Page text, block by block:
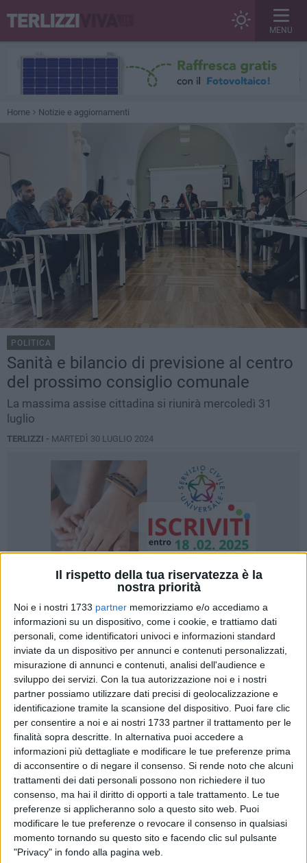
Il rispetto della tua riservatezza è la
nostra priorità
Noi e i nostri 1733 partner memorizziamo e/o accediamo a
informazioni su un dispositivo, come i cookie, e trattiamo dati
personali, come identificatori univoci e informazioni standard
inviate da un dispositivo per annunci e contenuti personalizzati,
misurazione di annunci e contenuti, analisi dell'audience e
sviluppo dei servizi. Con la tua autorizzazione noi e i nostri
partner possiamo utilizzare dati precisi di geolocalizzazione e
identificazione tramite la scansione del dispositivo. Puoi fare clic
per consentire a noi e ai nostri 1733 partner il trattamento per le
finalità sopra descritte. In alternativa puoi accedere a
informazioni più dettagliate e modificare le tue preferenze prima
di acconsentire o di negare il consenso. Si rende noto che alcuni
trattamenti dei dati personali possono non richiedere il tuo
consenso, ma hai il diritto di opporti a tale trattamento. Le tue
preferenze si applicheranno solo a questo sito web. Puoi
modificare le tue preferenze o revocare il consenso in qualsiasi
momento tornando su questo sito e facendo clic sul pulsante
"Privacy" in fondo alla pagina web.
MENU
Home Notizie e aggiornamenti
POLITICA
Sanità e bilancio di previsione al centro
del prossimo consiglio comunale
La massima assise cittadina si riunirà mercoledì 31
luglio
TERLIZZI - MARTEDÌ 30 LUGLIO 2024
VINCENZA URBANO
Sanità e bilancio di previsione saranno al centro del
prossimo consiglio comunale che si terrà domattina,
mercoledì 31 luglio, in prima convocazione, a partire dalle
ore 9. Se dovesse mancare il numero legale, la massima
assise cittadina si riunirà giovedì 1° agosto alle ore 12.
Si tratta di una seduta straordinaria di aggiornamento
all'interno della quale saranno affrontati principalmente i
seguenti ordini del giorno:"A sostegno della sanità